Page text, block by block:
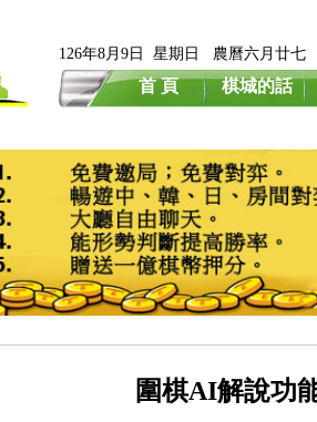
126年8月9日 星期日 農曆六月廿七
首 頁 棋城的話
圍棋AI解說功